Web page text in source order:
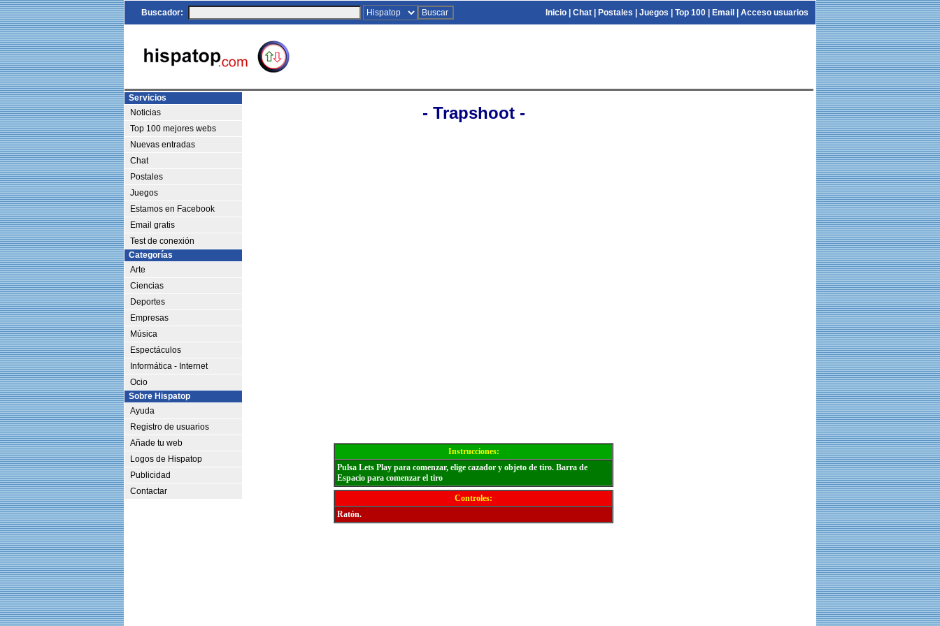
Buscador: Inicio Chat Postales Juegos Top 100 Email Acceso usuarios
Servicios
Noticias
Top 100 mejores webs
Nuevas entradas
Chat
Postales
Juegos
Estamos en Facebook
Email gratis
Test de conexión
Categorías
Arte
Ciencias
Deportes
Empresas
Música
Espectáculos
Informática - Internet
Ocio
Sobre Hispatop
Ayuda
Registro de usuarios
Añade tu web
Logos de Hispatop
Publicidad
Contactar
- Trapshoot -
Instrucciones:
Pulsa Lets Play para comenzar, elige cazador y objeto de tiro. Barra de
Espacio para comenzar el tiro
Controles:
Ratón.